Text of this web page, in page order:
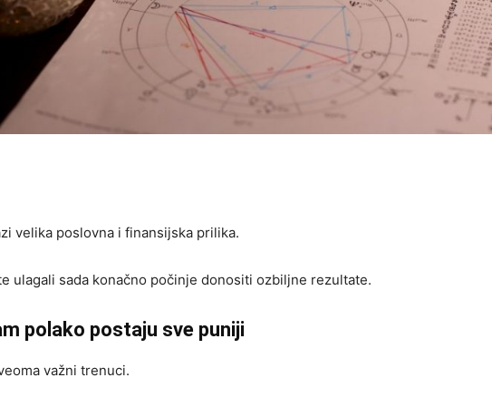
velika poslovna i finansijska prilika.
ulagali sada konačno počinje donositi ozbiljne rezultate.
polako postaju sve puniji
važni trenuci.